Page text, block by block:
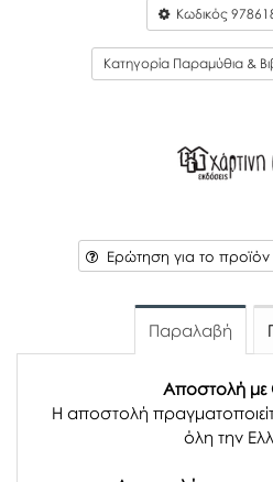
Κωδικός
Κατηγορία Παραμύθια &
Ερώτηση για το προϊόν
Παραλαβή
Αποστολή με
Η αποστολή
όλη την